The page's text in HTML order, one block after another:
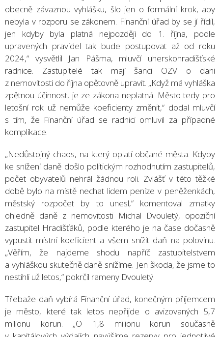
obecně závaznou vyhlášku, šlo jen o formální krok, aby
nebyla v rozporu se zákonem. Finanční úřad by se jí řídil,
jen kdyby byla platná nejpozději do 1. října, podle
upravených pravidel tak bude postupovat až od roku
2024,“ vysvětlil Jan Pášma, mluvčí uherskohradišťské
radnice. Zastupitelé tak mají šanci OZV o dani
z nemovitosti do října opětovně upravit. „Když má vyhláška
zpětnou účinnost, je ze zákona neplatná. Město tedy pro
letošní rok už nemůže koeficienty změnit,“ dodal mluvčí
s tím, že Finanční úřad se radnici omluvil za případné
komplikace.
„Nedůstojný chaos, na který oplatí občané města. Kdyby
ke snížení daně došlo politickým rozhodnutím zastupitelů,
počet obyvatelů nehrál žádnou roli. Zvlášť v této těžké
době bylo na místě nechat lidem peníze v peněženkách,
městský rozpočet by to unesl,“ komentoval zmatky
ohledně daně z nemovitosti Michal Dvouletý, opoziční
zastupitel Hradišťáků, podle kterého je na čase dočasně
vypustit místní koeficient a všem snížit daň na polovinu.
„Věřím, že najdeme shodu napříč zastupitelstvem
a vyhláškou skutečně daně snížíme. Jen škoda, že jsme to
nestihli už letos,“ pokrčil rameny Dvouletý.
Třebaže daň vybírá Finanční úřad, konečným příjemcem
je město, které tak letos nepřijde o avizovaných 5,7
milionu korun. „O 1,8 milionu korun současně